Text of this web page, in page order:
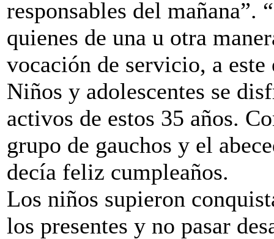
responsables del
quienes de una u otra
vocación de servicio, a
Niños y adolescentes se
activos de estos 35 años.
grupo de gauchos y el
decía feliz cumpleaños.
Los niños supieron
los presentes y no pasar